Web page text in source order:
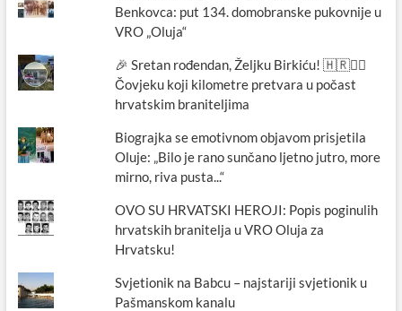
Benkovca: put 134. domobranske pukovnije u
VRO „Oluja“
🎉 Sretan rođendan, Željku Birkiću! 🇭🇷🏃‍♂️
Čovjeku koji kilometre pretvara u počast
hrvatskim braniteljima
Biograjka se emotivnom objavom prisjetila
Oluje: „Bilo je rano sunčano ljetno jutro, more
mirno, riva pusta...“
OVO SU HRVATSKI HEROJI: Popis poginulih
hrvatskih branitelja u VRO Oluja za
Hrvatsku!
Svjetionik na Babcu – najstariji svjetionik u
Pašmanskom kanalu